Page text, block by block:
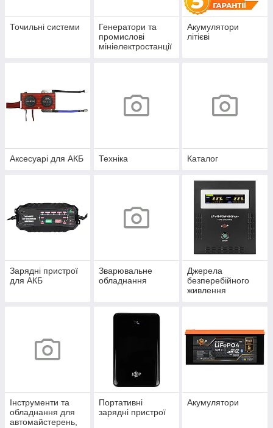
Точильні системи
Генератори та
промислові
мініелектростанції
Акумулятори
літієві
Аксесуарі для АКБ Техніка Каталог
Зарядні пристрої
для АКБ
Зварювальне
обладнання
Джерела
безперебійного
живлення
Інструменти та
обладнання для
автомайстерень,
Портативні
зарядні пристрої
Акумулятори